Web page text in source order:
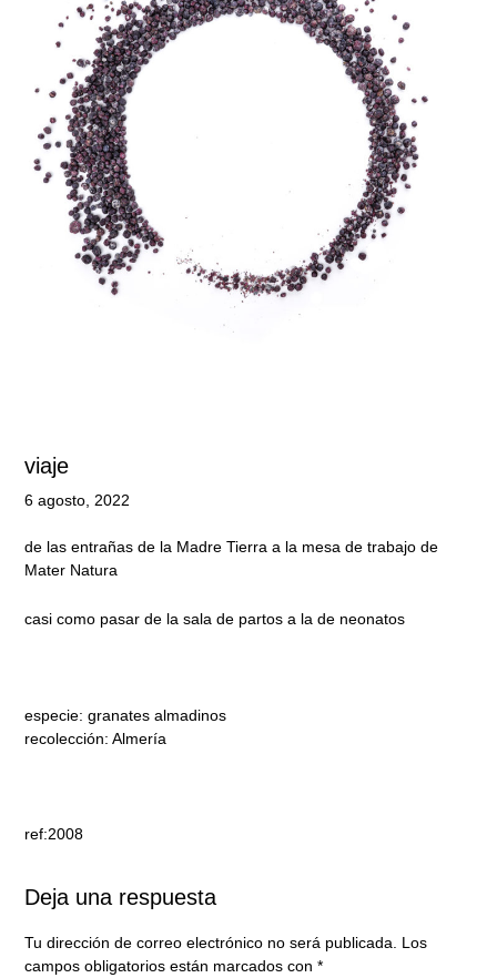
viaje
6 agosto, 2022
de las entrañas de la Madre Tierra a la mesa de trabajo de
Mater Natura
casi como pasar de la sala de partos a la de neonatos
especie: granates almadinos
recolección: Almería
ref:2008
Deja una respuesta
Tu dirección de correo electrónico no será publicada.
Los
campos obligatorios están marcados con *